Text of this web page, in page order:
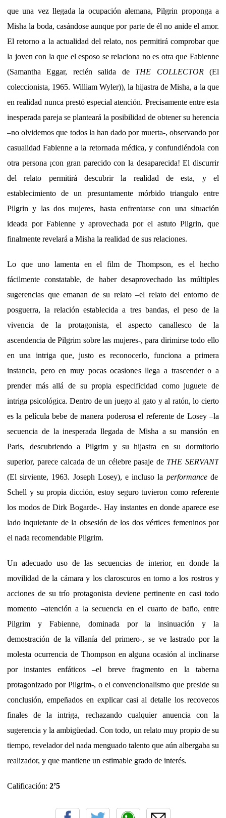
que una vez llegada la ocupación alemana, Pilgrin proponga a
Misha la boda, casándose aunque por parte de él no anide el amor.
El retorno a la actualidad del relato, nos permitirá comprobar que
la joven con la que el esposo se relaciona no es otra que Fabienne
(Samantha Eggar, recién salida de THE COLLECTOR(El
coleccionista, 1965. William Wyler)), la hijastra de Misha, a la que
en realidad nunca prestó especial atención. Precisamente entre esta
inesperada pareja se planteará la posibilidad de obtener su herencia
–no olvidemos que todos la han dado por muerta-, observando por
casualidad Fabienne a la retornada médica, y confundiéndola con
otra persona ¡con gran parecido con la desaparecida! El discurrir
del relato permitirá descubrir la realidad de esta, y el
establecimiento de un presuntamente mórbido triangulo entre
Pilgrin y las dos mujeres, hasta enfrentarse con una situación
ideada por Fabienne y aprovechada por el astuto Pilgrin, que
finalmente revelará a Misha la realidad de sus relaciones.
Lo que uno lamenta en el film de Thompson, es el hecho
fácilmente constatable, de haber desaprovechado las múltiples
sugerencias que emanan de su relato –el relato del entorno de
posguerra, la relación establecida a tres bandas, el peso de la
vivencia de la protagonista, el aspecto canallesco de la
ascendencia de Pilgrim sobre las mujeres-, para dirimirse todo ello
en una intriga que, justo es reconocerlo, funciona a primera
instancia, pero en muy pocas ocasiones llega a trascender o a
prender más allá de su propia especificidad como juguete de
intriga psicológica. Dentro de un juego al gato y al ratón, lo cierto
es la película bebe de manera poderosa el referente de Losey –la
secuencia de la inesperada llegada de Misha a su mansión en
Paris, descubriendo a Pilgrim y su hijastra en su dormitorio
superior, parece calcada de un célebre pasaje de THE SERVANT
(El sirviente, 1963. Joseph Losey), e incluso la performancede
Schell y su propia dicción, estoy seguro tuvieron como referente
los modos de Dirk Bogarde-. Hay instantes en donde aparece ese
lado inquietante de la obsesión de los dos vértices femeninos por
el nada recomendable Pilgrim.
Un adecuado uso de las secuencias de interior, en donde la
movilidad de la cámara y los claroscuros en torno a los rostros y
acciones de su trío protagonista deviene pertinente en casi todo
momento –atención a la secuencia en el cuarto de baño, entre
Pilgrim y Fabienne, dominada por la insinuación y la
demostración de la villanía del primero-, se ve lastrado por la
molesta ocurrencia de Thompson en alguna ocasión al inclinarse
por instantes enfáticos –el breve fragmento en la taberna
protagonizado por Pilgrim-, o el convencionalismo que preside su
conclusión, empeñados en explicar casi al detalle los recovecos
finales de la intriga, rechazando cualquier anuencia con la
sugerencia y la ambigüedad. Con todo, un relato muy propio de su
tiempo, revelador del nada menguado talento que aún albergaba su
realizador, y que mantiene un estimable grado de interés.
Calificación: 2’5